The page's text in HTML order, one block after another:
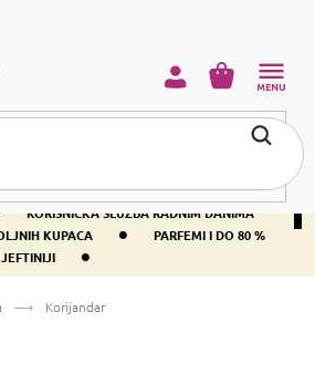
PRIBLIŽNO 37 € •
400+ SVJETSKI
KORISNIČKA SLUŽBA RADNIM DANIMA
KUPACA •
PARFEMI I DO 80 %
JEFTINIJI
•
KOŠARICA
Korijandar